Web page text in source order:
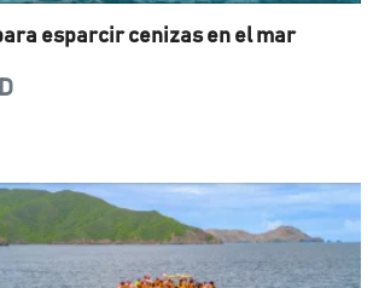
esparcir cenizas en el mar